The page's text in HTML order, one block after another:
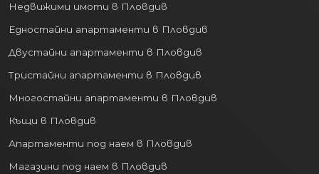
Недвижими имоти в Пловдив
Едностайни апартаменти в Пловдив
Двустайни апартаменти в Пловдив
Тристайни апартаменти в Пловдив
Многостайни апартаменти в Пловдив
Къщи в Пловдив
Апартаменти под наем в Пловдив
Магазини под наем в Пловдив